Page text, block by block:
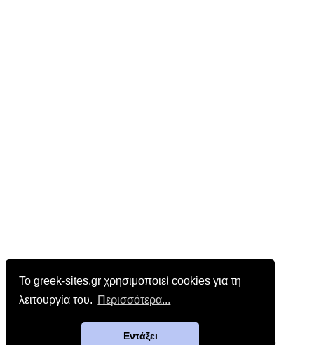
Το greek-sites.gr χρησιμοποιεί cookies για τη
λειτουργία του. Περισσότερα...
Εντάξει
Όροι χρήσης